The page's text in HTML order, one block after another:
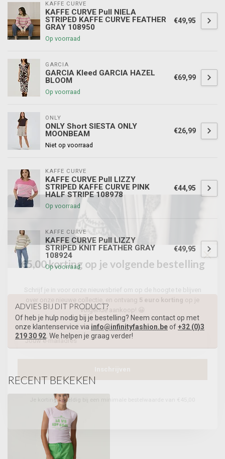
KAFFE CURVE
KAFFE CURVE Pull NIELA
STRIPED KAFFE CURVE FEATHER
GRAY 108950
Op voorraad
€49,95
GARCIA
GARCIA Kleed GARCIA HAZEL
BLOOM
Op voorraad
€69,99
ONLY
ONLY Short SIESTA ONLY
MOONBEAM
Niet op voorraad
€26,99
KAFFE CURVE
KAFFE CURVE Pull LIZZY
STRIPED KAFFE CURVE PINK
HALF STRIPE 108978
Op voorraad
€44,95
KAFFE CURVE
KAFFE CURVE Pull LIZZY
STRIPED KNIT FEATHER GRAY
108924
Op voorraad
€49,95
ADVIES BIJ DIT PRODUCT?
Of heb je hulp nodig bij je bestelling? Neem contact op met
onze klantenservice via info@infinityfashion.beof+32 (0)3
219 30 92. We helpen je graag verder!
RECENT BEKEKEN
€5,00 korting op je volgende bestelling
Schrijf je in voor onze nieuwsbrief om op de hoogte te blijven
over onze nieuwe collectie, en ontvang 5 euro korting op je
volgende aankoop! 😀
Je korting is geldig bij een minimale bestelwaarde van €45,00